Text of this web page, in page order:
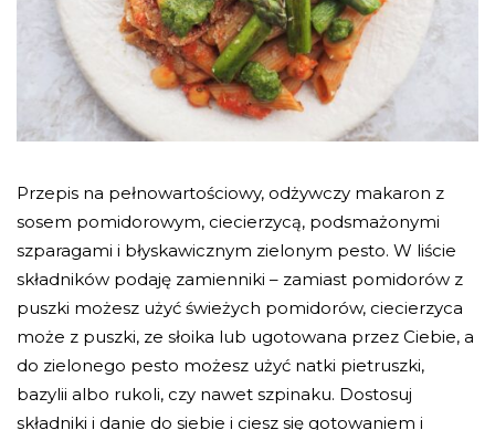
Przepis na pełnowartościowy, odżywczy makaron z
sosem pomidorowym, ciecierzycą, podsmażonymi
szparagami i błyskawicznym zielonym pesto. W liście
składników podaję zamienniki – zamiast pomidorów z
puszki możesz użyć świeżych pomidorów, ciecierzyca
może z puszki, ze słoika lub ugotowana przez Ciebie, a
do zielonego pesto możesz użyć natki pietruszki,
bazylii albo rukoli, czy nawet szpinaku. Dostosuj
składniki i danie do siebie i ciesz się gotowaniem i